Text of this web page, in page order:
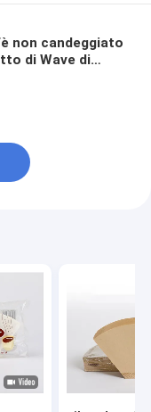
non candeggiato
di Wave di